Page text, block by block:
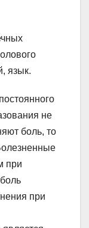
язык.
не
боль, то
при
при